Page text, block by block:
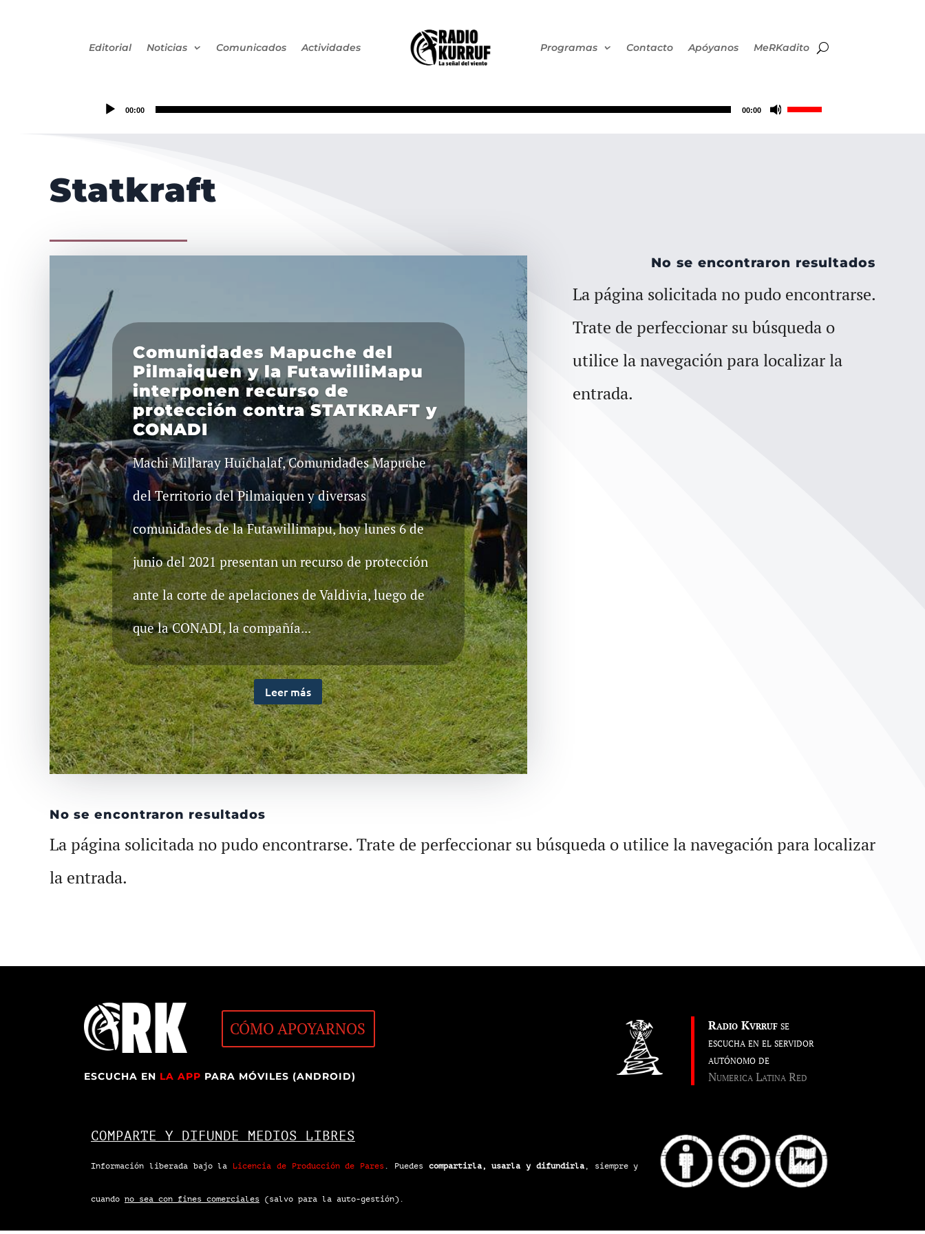
Editorial Noticias Comunicados Actividades Programas Contacto Apóyanos MeRKadito
00:00 00:00
Utiliza
aumentar
Statkraft
Comunidades Mapuche del
Pilmaiquen y la FutawilliMapu
interponen recurso de
protección contra STATKRAFT y
CONADI
Machi Millaray Huichalaf, Comunidades Mapuche
del Territorio del Pilmaiquen y diversas
comunidades de la Futawillimapu, hoy lunes 6 de
junio del 2021 presentan un recurso de protección
ante la corte de apelaciones de Valdivia, luego de
que la CONADI, la compañía...
Leer más
No se encontraron resultados
La página solicitada no pudo encontrarse.
Trate de perfeccionar su búsqueda o
utilice la navegación para localizar la
entrada.
No se encontraron resultados
La página solicitada no pudo encontrarse. Trate de perfeccionar su búsqueda o utilice la navegación para localizar
la entrada.
CÓMO APOYARNOS
ESCUCHA EN LA APP PARA MÓVILES (ANDROID)
Radio Kvrrufse
escucha en el servidor
autónomo de
Numerica Latina Red
COMPARTE Y DIFUNDE MEDIOS LIBRES
Información liberada bajo la Licencia de Producción de Pares . Puedes compartirla, usarla y difundirla, siempre y
cuando no sea con fines comerciales (salvo para la auto-gestión).